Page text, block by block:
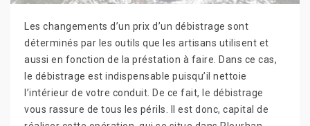
Les changements d’un prix d’un débistrage sont
déterminés par les outils que les artisans utilisent et
aussi en fonction de la préstation à faire. Dans ce cas,
le débistrage est indispensable puisqu’il nettoie
l’intérieur de votre conduit. De ce fait, le débistrage
vous rassure de tous les périls. Il est donc, capital de